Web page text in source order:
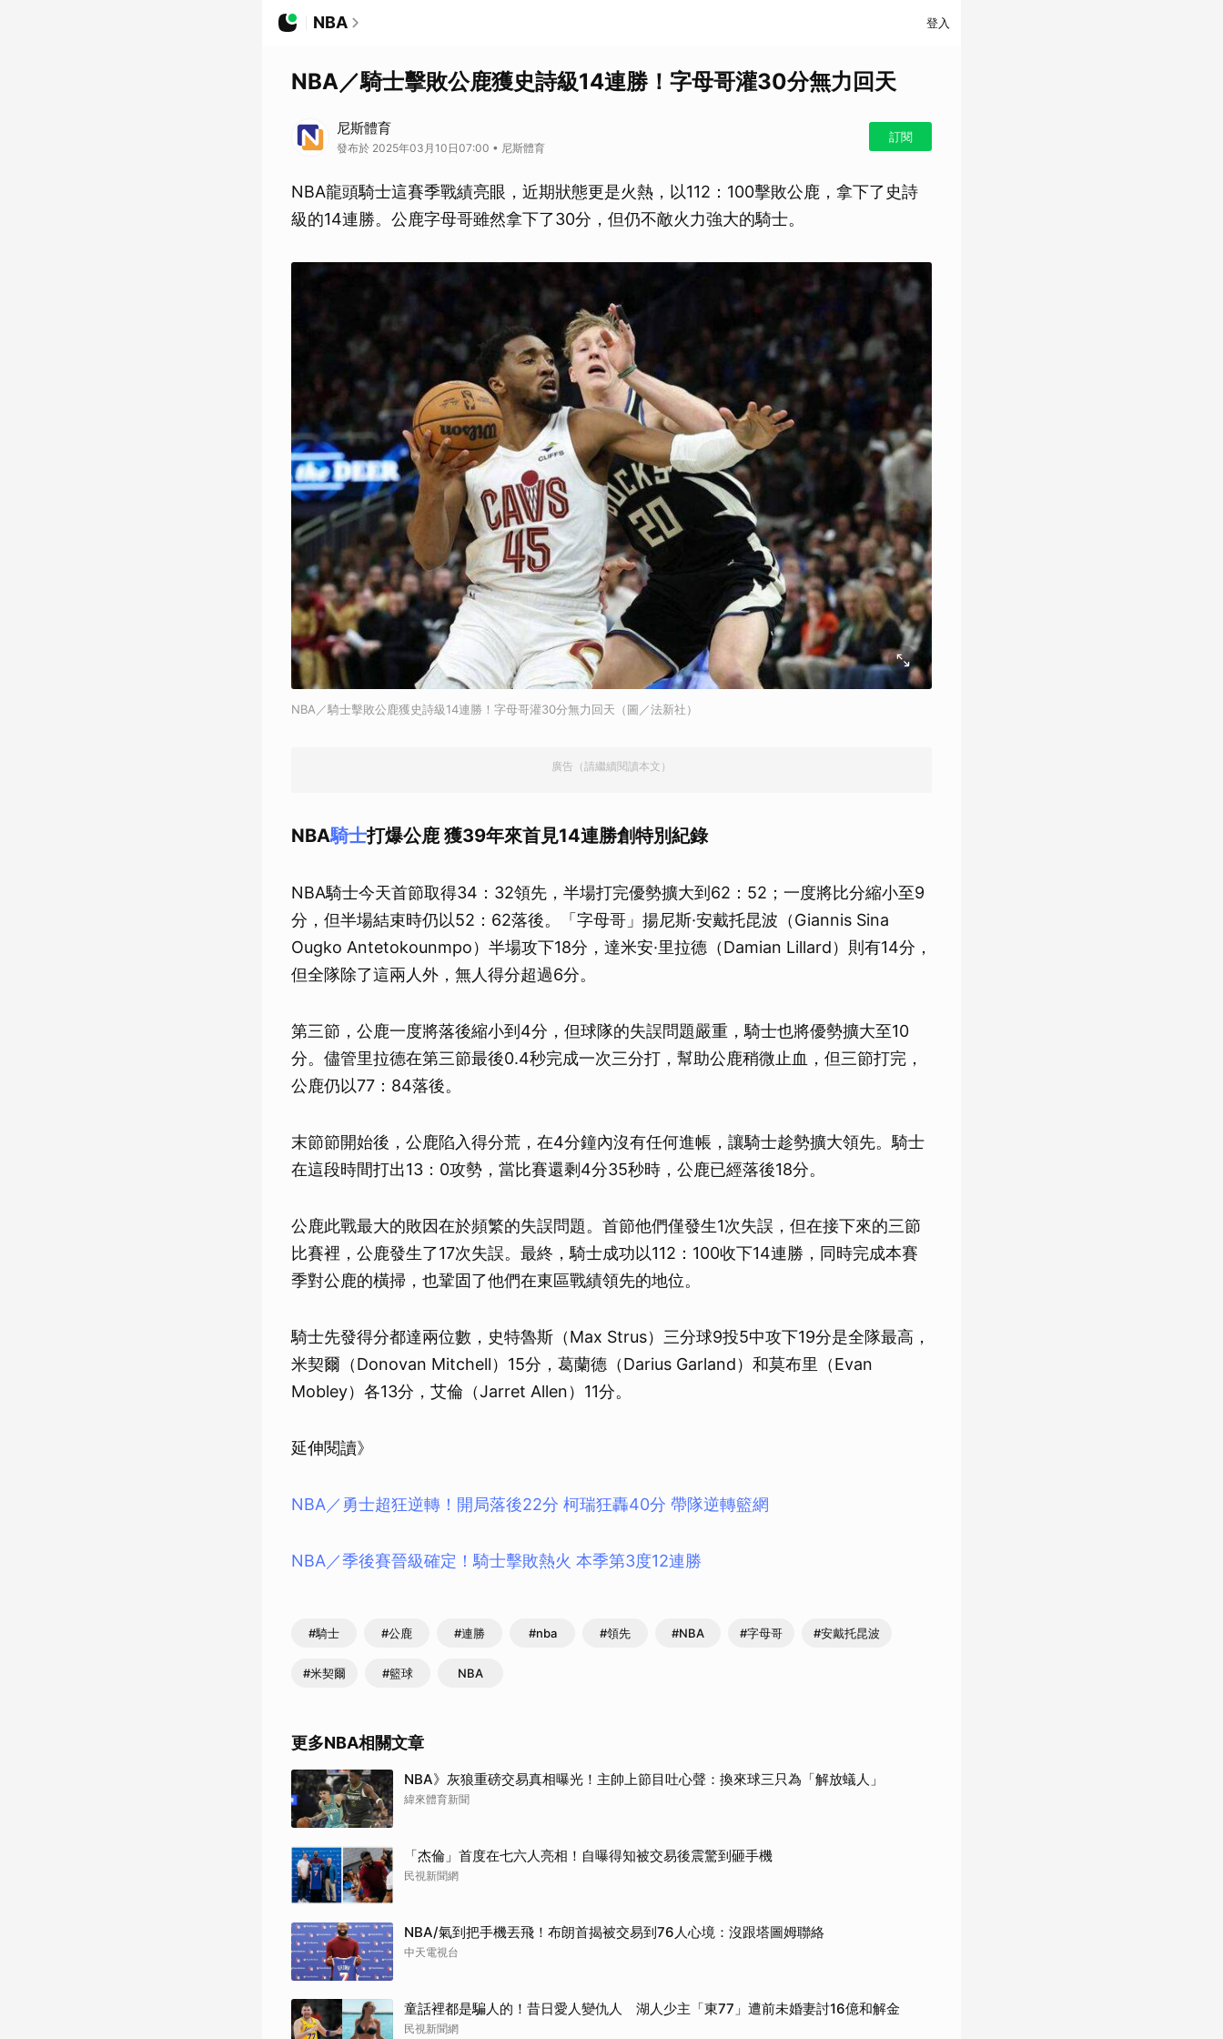
NBA 登入
NBA／騎士擊敗公鹿獲史詩級14連勝！字母哥灌30分無力回天
尼斯體育
發布於 2025年03月10日07:00 • 尼斯體育
訂閱
NBA龍頭騎士這賽季戰績亮眼，近期狀態更是火熱，以112：100擊敗公鹿，拿下了史詩
級的14連勝。公鹿字母哥雖然拿下了30分，但仍不敵火力強大的騎士。
NBA／騎士擊敗公鹿獲史詩級14連勝！字母哥灌30分無力回天（圖／法新社）
廣告（請繼續閱讀本文）
NBA騎士打爆公鹿 獲39年來首見14連勝創特別紀錄
NBA騎士今天首節取得34：32領先，半場打完優勢擴大到62：52；一度將比分縮小至9
分，但半場結束時仍以52：62落後。「字母哥」揚尼斯·安戴托昆波（Giannis Sina
Ougko Antetokounmpo）半場攻下18分，達米安·里拉德（Damian Lillard）則有14分，
但全隊除了這兩人外，無人得分超過6分。
第三節，公鹿一度將落後縮小到4分，但球隊的失誤問題嚴重，騎士也將優勢擴大至10
分。儘管里拉德在第三節最後0.4秒完成一次三分打，幫助公鹿稍微止血，但三節打完，
公鹿仍以77：84落後。
末節節開始後，公鹿陷入得分荒，在4分鐘內沒有任何進帳，讓騎士趁勢擴大領先。騎士
在這段時間打出13：0攻勢，當比賽還剩4分35秒時，公鹿已經落後18分。
公鹿此戰最大的敗因在於頻繁的失誤問題。首節他們僅發生1次失誤，但在接下來的三節
比賽裡，公鹿發生了17次失誤。最終，騎士成功以112：100收下14連勝，同時完成本賽
季對公鹿的橫掃，也鞏固了他們在東區戰績領先的地位。
騎士先發得分都達兩位數，史特魯斯（Max Strus）三分球9投5中攻下19分是全隊最高，
米契爾（Donovan Mitchell）15分，葛蘭德（Darius Garland）和莫布里（Evan
Mobley）各13分，艾倫（Jarret Allen）11分。
延伸閱讀》
NBA／勇士超狂逆轉！開局落後22分 柯瑞狂轟40分 帶隊逆轉籃網
NBA／季後賽晉級確定！騎士擊敗熱火 本季第3度12連勝
#騎士 #公鹿 #連勝 #nba #領先 #NBA #字母哥 #安戴托昆波
#米契爾 #籃球 NBA
更多NBA相關文章
NBA》灰狼重磅交易真相曝光！主帥上節目吐心聲：換來球三只為「解放蟻人」
緯來體育新聞
「杰倫」首度在七六人亮相！自曝得知被交易後震驚到砸手機
民視新聞網
NBA/氣到把手機丟飛！布朗首揭被交易到76人心境：沒跟塔圖姆聯絡
中天電視台
童話裡都是騙人的！昔日愛人變仇人 湖人少主「東77」遭前未婚妻討16億和解金
民視新聞網